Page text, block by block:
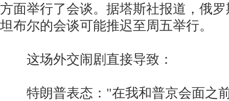
方面举行了会谈。据塔斯社报道，俄
坦布尔的会谈可能推迟至周五举行。
这场外交闹剧直接导致：
特朗普表态："在我和普京会面之